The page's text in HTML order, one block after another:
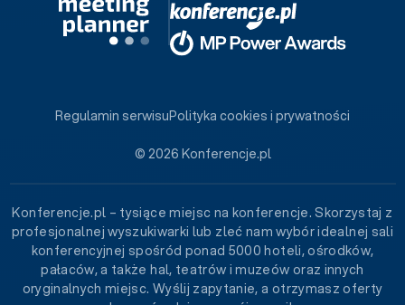
© 2026 Konferencje.pl
Regulamin serwisuPolityka cookies i prywatności
Konferencje.pl – tysiące miejsc na konferencje. Skorzystaj z
profesjonalnej wyszukiwarki lub zleć nam wybór idealnej sali
konferencyjnej spośród ponad 5000 hoteli, ośrodków,
pałaców, a także hal, teatrów i muzeów oraz innych
oryginalnych miejsc. Wyślij zapytanie, a otrzymasz oferty